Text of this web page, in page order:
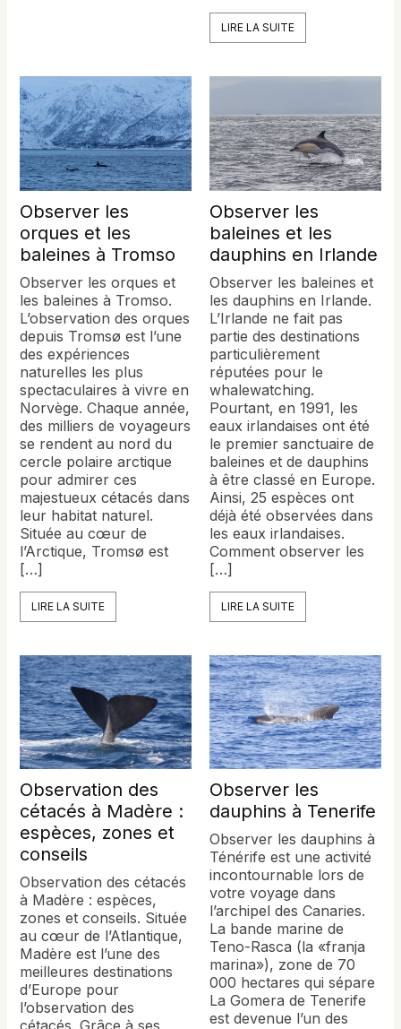
LIRE LA SUITE
Observer les
orques et les
baleines à Tromso
Observer les orques et
les baleines à Tromso.
L’observation des orques
depuis Tromsø est l’une
des expériences
naturelles les plus
spectaculaires à vivre en
Norvège. Chaque année,
des milliers de voyageurs
se rendent au nord du
cercle polaire arctique
pour admirer ces
majestueux cétacés dans
leur habitat naturel.
Située au cœur de
l’Arctique, Tromsø est
[…]
LIRE LA SUITE
Observer les
baleines et les
dauphins en Irlande
Observer les baleines et
les dauphins en Irlande.
L’Irlande ne fait pas
partie des destinations
particulièrement
réputées pour le
whalewatching.
Pourtant, en 1991, les
eaux irlandaises ont été
le premier sanctuaire de
baleines et de dauphins
à être classé en Europe.
Ainsi, 25 espèces ont
déjà été observées dans
les eaux irlandaises.
Comment observer les
[…]
LIRE LA SUITE
Observation des
cétacés à Madère :
espèces, zones et
conseils
Observation des cétacés
à Madère : espèces,
zones et conseils. Située
au cœur de l’Atlantique,
Madère est l’une des
meilleures destinations
d’Europe pour
l’observation des
Observer les
dauphins à Tenerife
Observer les dauphins à
Ténérife est une activité
incontournable lors de
votre voyage dans
l’archipel des Canaries.
La bande marine de
Teno-Rasca (la «franja
marina»), zone de 70
000 hectares qui sépare
La Gomera de Tenerife
est devenue l’un des